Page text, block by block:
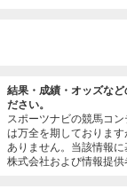
結果・成績・オッズな
ださい。
スポーツナビの競馬コ
は万全を期しておりま
ありません。当該情報
株式会社および情報提供